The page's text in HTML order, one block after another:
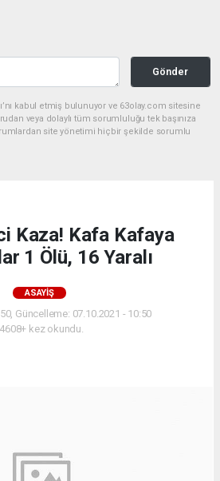
Gönder
kabul etmiş bulunuyor ve 63olay.com sitesine
veya dolaylı tüm sorumluluğu tek başınıza
site yönetimi hiçbir şekilde sorumlu
Kaza! Kafa Kafaya
1 Ölü, 16 Yaralı
ASAYIŞ
Güncelleme: 07.10.2021 - 10:50
4608+ kez okundu.